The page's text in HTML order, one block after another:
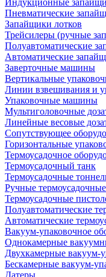
Индукционные
Пневматические
Запайщики лотков
Трейсилеры (ручные
Полуавтоматические
Автоматические
Заверточные машины
Вертикальные
Линии взвешивания и
Упаковочные машины
Мультиголовочные
Линейные весовые
Сопутствующее
Горизонтальные
Термоусадочное
Термоусадочный танк
Термоусадочные
Ручные
Термоусадочные
Полуавтоматические
Автоматические
Вакуум-упаковочное
Однокамерные
Двухкамерные
Бескамерные вакуум-
Датеры